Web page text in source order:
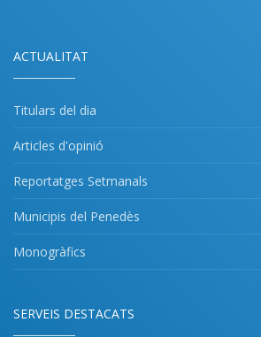
ACTUALITAT
Titulars del dia
Articles d'opinió
Reportatges Setmanals
Municipis del Penedès
Monogràfics
SERVEIS DESTACATS